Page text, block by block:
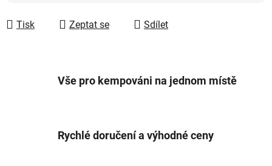
Tisk Zeptat se Sdílet
Vše pro kempováni na jednom místě
Rychlé doručení a výhodné ceny